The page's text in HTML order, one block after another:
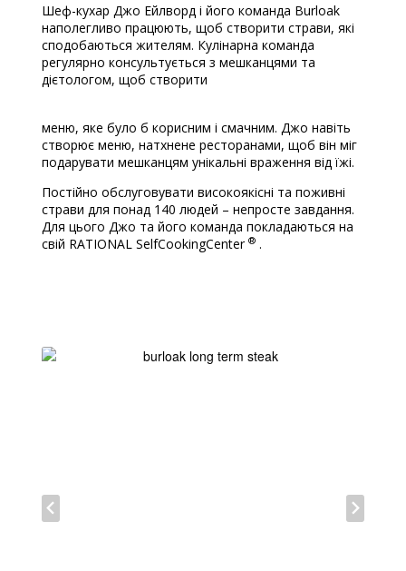
Шеф-кухар Джо Ейлворд і його команда Burloak
наполегливо працюють, щоб створити страви, які
сподобаються жителям. Кулінарна команда
регулярно консультується з мешканцями та
дієтологом, щоб створити
меню, яке було б корисним і смачним. Джо навіть
створює меню, натхнене ресторанами, щоб він міг
подарувати мешканцям унікальні враження від їжі.
Постійно обслуговувати високоякісні та поживні
страви для понад 140 людей – непросте завдання.
Для цього Джо та його команда покладаються на
свій RATIONAL SelfCookingCenter® .